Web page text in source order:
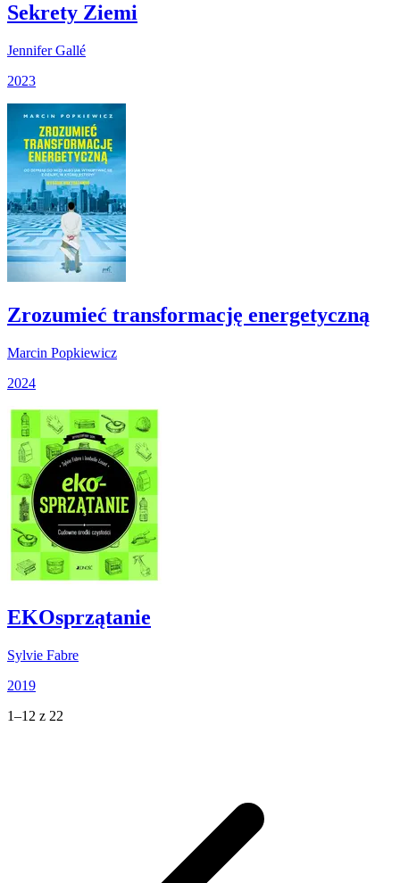
Sekrety Ziemi
Jennifer Gallé
2023
Zrozumieć transformację energetyczną
Marcin Popkiewicz
2024
EKOsprzątanie
Sylvie Fabre
2019
1–12 z 22